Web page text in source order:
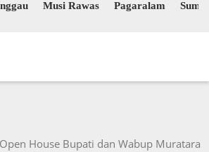
Musi Rawas Pagaralam
Open House Bupati dan Wabup Muratara